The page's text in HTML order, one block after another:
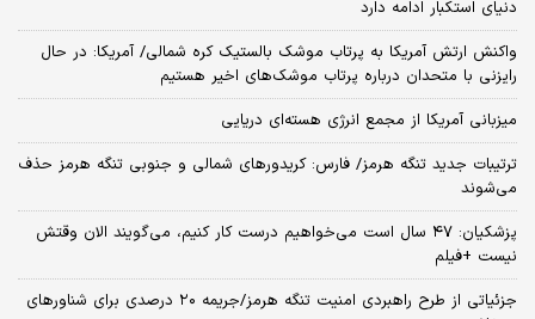
دنیای استکبار ادامه دارد
واکنش ارتش آمریکا به پرتاب موشک بالستیک کره شمالی/ آمریکا: در حال
رایزنی با متحدان درباره پرتاب موشک‌های اخیر هستیم
میزبانی آمریکا از مجمع انرژی هسته‌ای دریایی
ترتیبات جدید تنگه هرمز/ فارس: کریدورهای شمالی و جنوبی تنگه هرمز حذف
می‌شوند
پزشکیان: ۴۷ سال است می‌خواهیم درست کار کنیم، می‌گویند الان وقتش
نیست +فیلم
جزئیاتی از طرح راهبردی امنیت تنگه هرمز/جریمه ۲۰ درصدی برای شناورهای